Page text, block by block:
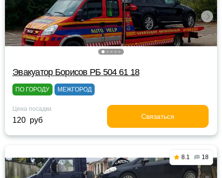
Эвакуатор Борисов РБ 504 61 18
ПО ГОРОДУ МЕЖГОРОД
Цена посадки
120 руб Связаться
8.1 18